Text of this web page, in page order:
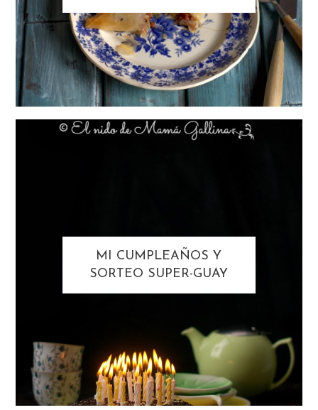
MI CUMPLEAÑOS Y
SORTEO SUPER-GUAY